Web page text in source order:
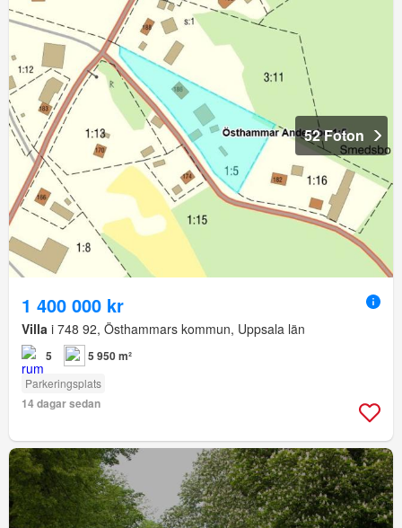
52 Foton
1 400 000 kr
Villa i 748 92, Östhammars kommun, Uppsala län
5 5 950 m²
Parkeringsplats
14 dagar sedan